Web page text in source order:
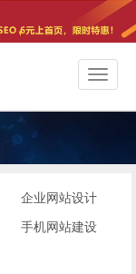
切
换
导
企业网站设计
手机网站建设